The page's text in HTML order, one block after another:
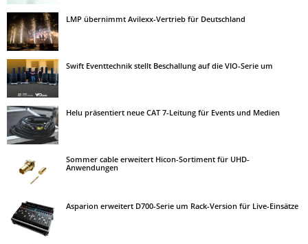
LMP übernimmt Avilexx-Vertrieb für Deutschland
Swift Eventtechnik stellt Beschallung auf die VIO-Serie um
Helu präsentiert neue CAT 7-Leitung für Events und Medien
Sommer cable erweitert Hicon-Sortiment für UHD-
Anwendungen
Asparion erweitert D700-Serie um Rack-Version für Live-Einsätze